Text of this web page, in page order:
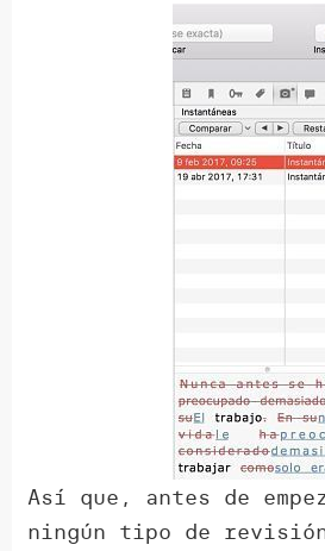
Así que, antes de
ningún tipo de